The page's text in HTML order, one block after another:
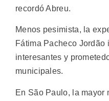
recordó Abreu.
Menos pesimista, la
Fátima Pacheco Jordão
interesantes y
municipales.
En São Paulo, la mayor